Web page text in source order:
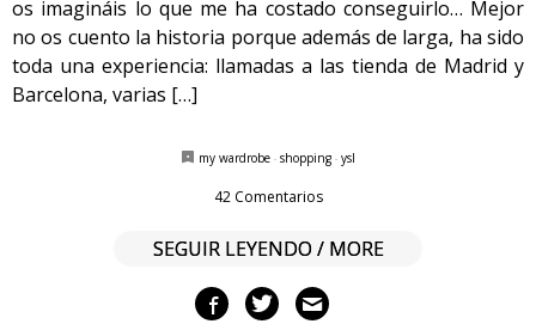
os imagináis lo que me ha costado conseguirlo… Mejor
no os cuento la historia porque además de larga, ha sido
toda una experiencia: llamadas a las tienda de Madrid y
Barcelona, varias […]
my wardrobe · shopping · ysl
42 Comentarios
SEGUIR LEYENDO / MORE